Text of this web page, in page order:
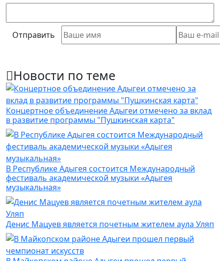
Отправить
Новости по теме
Концертное объединение Адыгеи отмечено за вклад
в развитие программы "Пушкинская карта"
В Республике Адыгея состоится Международный
фестиваль академической музыки «Адыгея
музыкальная»
Денис Мацуев является почетным жителем аула Уляп